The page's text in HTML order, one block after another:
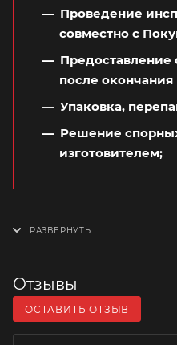
Проведение
совместно с
Предоставление
после
Упаковка,
Решение
изготовителем;
Отзывы
ОСТАВИТЬ ОТЗЫВ